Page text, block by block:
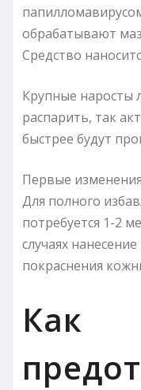
обрабатывают
Средство
Крупные наросты
распарить, так
быстрее будут
Первые
Для полного
потребуется 1-2
случаях
покраснения
Как